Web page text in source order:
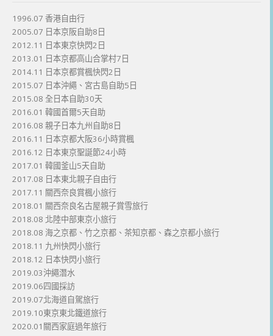
1996.07 香港自由行
2005.07 日本京阪自助8日
2012.11 日本東京快閃2日
2013.01 日本京都高山合掌村7日
2014.11 日本京都賞楓快閃2日
2015.07 日本沖繩、宮古島自助5日
2015.08 全日本自助30天
2016.01 韓國首爾5天自助
2016.08 親子日本九州自助8日
2016.11 日本京都大阪36小時賞楓
2016.12 日本東京聖誕節24小時
2017.01 韓國釜山5天自助
2017.08 日本東北親子自由行
2017.11 關西奈良賞楓小旅行
2018.01 關西奈良名古屋親子賞雪旅行
2018.08 北陸中部東京小旅行
2018.08 海之京都、竹之京都、茶知京都、森之京都小旅行
2018.11 九州快閃小旅行
2018.12 日本快閃小旅行
2019.03沖繩潛水
2019.06四國採訪
2019.07北海道自駕旅行
2019.10東京東北鐵道旅行
2020.01關西家庭過年旅行